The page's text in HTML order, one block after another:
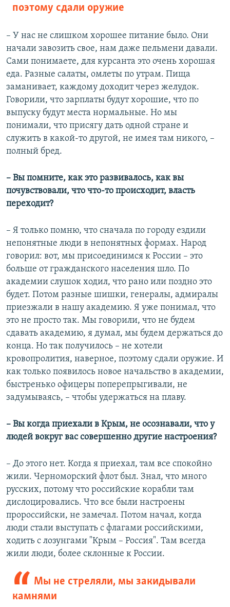
поэтому сдали оружие
– У нас не слишком хорошее питание было. Они
начали завозить свое, нам даже пельмени давали.
Сами понимаете, для курсанта это очень хорошая
еда. Разные салаты, омлеты по утрам. Пища
заманивает, каждому доходит через желудок.
Говорили, что зарплаты будут хорошие, что по
выпуску будут места нормальные. Но мы
понимали, что присягу дать одной стране и
служить в какой-то другой, не имея там никого, –
полный бред.
– Вы помните, как это развивалось, как вы
почувствовали, что что-то происходит, власть
переходит?
– Я только помню, что сначала по городу ездили
непонятные люди в непонятных формах. Народ
говорил: вот, мы присоединимся к России – это
больше от гражданского населения шло. По
академии слушок ходил, что рано или поздно это
будет. Потом разные шишки, генералы, адмиралы
приезжали в нашу академию. Я уже понимал, что
это не просто так. Мы говорили, что не будем
сдавать академию, я думал, мы будем держаться до
конца. Но так получилось – не хотели
кровопролития, наверное, поэтому сдали оружие. И
как только появилось новое начальство в академии,
быстренько офицеры поперепрыгивали, не
задумываясь, – чтобы удержаться на плаву.
– Вы когда приехали в Крым, не осознавали, что у
людей вокруг вас совершенно другие настроения?
– До этого нет. Когда я приехал, там все спокойно
жили. Черноморский флот был. Знал, что много
русских, потому что российские корабли там
дислоцировались. Что все были настроены
пророссийски, не замечал. Потом начал, когда
люди стали выступать с флагами российскими,
ходить с лозунгами "Крым – Россия". Там всегда
жили люди, более склонные к России.
Мы не стреляли, мы закидывали
камнями